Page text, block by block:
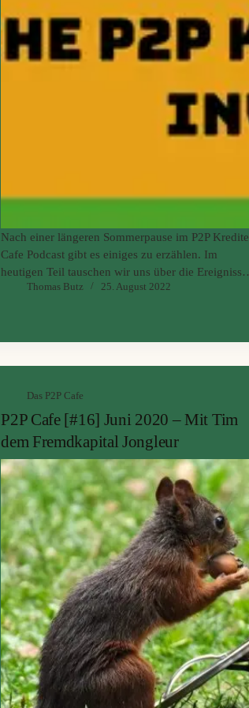
Nach einer längeren Sommerpause im P2P Kredite
Cafe Podcast gibt es einiges zu erzählen. Im
heutigen Teil tauschen wir uns über die Ereignisse
in der P2P Kredit Welt aus. Uns starten dann mit
investieren und wie wir die P2P Plattform gerade
Thomas Butz 25. August 2022
Das P2P Cafe
P2P Cafe [#16] Juni 2020 – Mit Tim
dem Fremdkapital Jongleur